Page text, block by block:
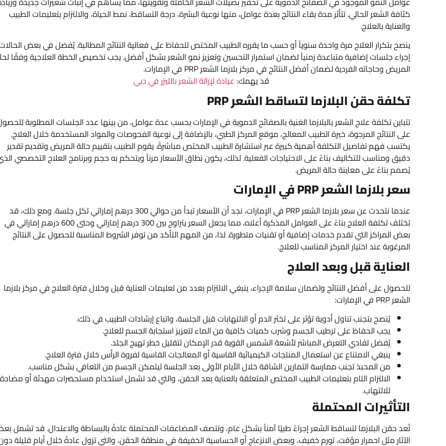
كثافة الشعر الحالي. تتأثر مدة بقاء النتائج بعدة عوامل، منها نوعية البشرة، درجة التساقط، نمط الحياة، والالتزام بتعليمات الطبيب
والعناية بالعلاج.
ينصح بتكرار العلاج مرة واحدة سنوياً أو حسب ما يقرره الطبيب المختص للحفاظ على فعالية النتائج المطالبة. يُفضل في بعض
إجراء جلسات إضافية متباعدة زمنياً لضمان استمرار التحسين وتعزيز نمو الشعر بشكل أفضل. يجب تخصيص الخطة العلاجية وفقًا
المريض وحاجاته الفردية لضمان أفضل النتائج في مركز بلازما الشعر PRP في الإمارات.
قد يهمك: عيادة لإزالة الشعر بالليزر في دبي
تكلفة حقن البلازما لتساقط الشعر PRP
تتباين تكلفة علاج الشعر بالبلازما الغنية بالصفائح الدموية في الإمارات بحسب عدة عوامل، من بينها عدد الجلسات المطلوبة
على النتائج المرجوة، خبرة الطبيب المعالج، موقع المركز الطبي، بالإضافة إلى نوعية الفحوصات والمواد المستخدمة خلال العلاج.
يكتسب فهم تفاصيل التكلفة أهمية كبيرة عبر استشارة الطبيب المختص مباشرةً. يقوم الطبيب بتقييم حالة المريض وتقديم تقدير
دقيق ومناسب للتكاليف بناءً على الاحتياجات الفعلية. لذلك، يكون نطاق الأسعار مرناً ويتحكم به حجم وبرنامج العلاج التخصصي
يُصمم بناءً على معاينة حالة المريض.
سعر بلازما الشعر PRP في الإمارات
عندما نتحدث عن سعر بلازما الشعر PRP في الإمارات، نجد أن الأسعار تبدأ من حوالي 300 درهم إماراتي لكل جلسة. ومع ذلك، قد
تختلف تكلفة العلاج بناءً على العوامل المذكرة أعلاه، مما يجعل السعر يتراوح بين 300 درهم إماراتي وحتى 600 درهم إماراتي في
بعض المراكز التي تقدم خدمات إضافية أو تقنيات متطورة. لذا، من المهم التأكد من توفر الشروط المناسبة للحصول على النتائج
المرغوبة عند اختيار المركز المناسب للعلاج.
العناية قبل وبعد العلاج
للحصول على أفضل النتائج ولضمان سلامة الإجراء، ينبغي الالتزام بعدد من تعليمات العناية قبل وخلال فترة العلاج في مركز بلازما
الشعر PRP في الإمارات:
يُنصح بتجنب تناول أدوية تؤثر على تخثر الدم أو الالتهابات قبل الجلسة، واتباع إرشادات الطبيب في ذلك.
يجب الحفاظ على ترطيب الجسم وشرب كميات كافية من الماء لتعزيز استجابة الجسم للعلاج.
يُفضل تفادي التعرض المباشر لأشعة الشمس القوية قدر الإمكان لتقليل خطر تهيج الجلد.
ينبغي الامتناع عن استعمال المنتجات الكيميائية القاسية أو المعالجات القاسية لفروة الرأس خلال فترة العلاج.
من المحبذ تجنب ممارسة التمارين الشاقة خلال الأيام الأولى بعد الجلسة ليتمكن الجسم من التعافي بشكل مناسب.
الالتزام التام بتعليمات الطبيب المختص المتعلقة بالعناية بعد الحقن، والتي قد تشمل استخدام مستحضرات مهدئة أو مضادة
للالتهاب.
التأثيرات المحتملة
تُعد حقن البلازما لتساقط الشعر إجراءً طبيًا آمناً بشكل عام، وتتصف المضاعفات المحتملة عادةً بالبساطة والاعتدال. قد تشمل
الآثار مثل احمرار مؤقت، تورم خفيف، وبعض الانزعاج أو الحساسية الخفيفة في منطقة الحقن، والتي تزول عادةً خلال أيام قليلة